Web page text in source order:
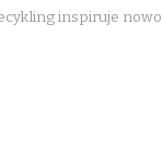
inspiruje